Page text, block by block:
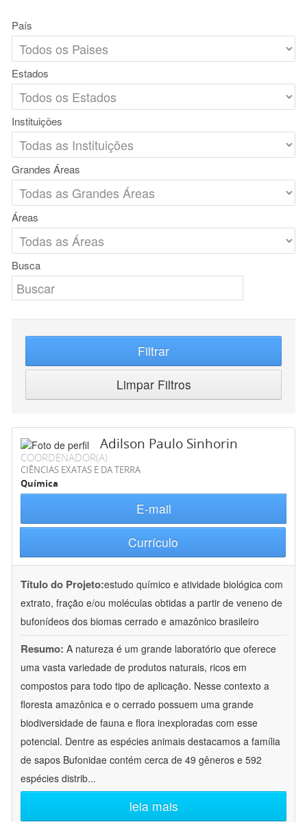
País
Estados
Instituições
Grandes Áreas
Áreas
Busca
Filtrar
Limpar Filtros
Adilson Paulo Sinhorin
COORDENADOR(A)
CIÊNCIAS EXATAS E DA TERRA
Química
E-mail
Currículo
Título do Projeto:estudo químico e atividade biológica com
extrato, fração e/ou moléculas obtidas a partir de veneno de
bufonídeos dos biomas cerrado e amazônico brasileiro
Resumo: A natureza é um grande laboratório que oferece
uma vasta variedade de produtos naturais, ricos em
compostos para todo tipo de aplicação. Nesse contexto a
floresta amazônica e o cerrado possuem uma grande
biodiversidade de fauna e flora inexploradas com esse
potencial. Dentre as espécies animais destacamos a família
de sapos Bufonidae contém cerca de 49 gêneros e 592
espécies distrib...
leia mais